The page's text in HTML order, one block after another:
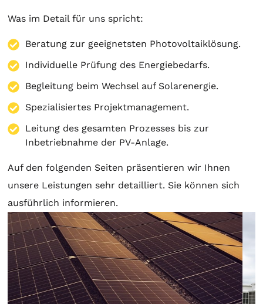
Was im Detail für uns spricht:
Beratung zur geeignetsten Photovoltaiklösung.
Individuelle Prüfung des Energiebedarfs.
Begleitung beim Wechsel auf Solarenergie.
Spezialisiertes Projektmanagement.
Leitung des gesamten Prozesses bis zur
Inbetriebnahme der PV-Anlage.
Auf den folgenden Seiten präsentieren wir Ihnen
unsere Leistungen sehr detailliert. Sie können sich
ausführlich informieren.